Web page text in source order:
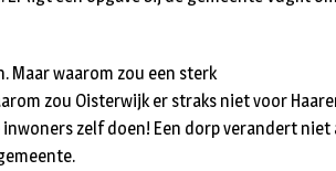
Maar waarom zou een sterk
zou Oisterwijk er straks niet voor
zelf doen! Een dorp verandert niet